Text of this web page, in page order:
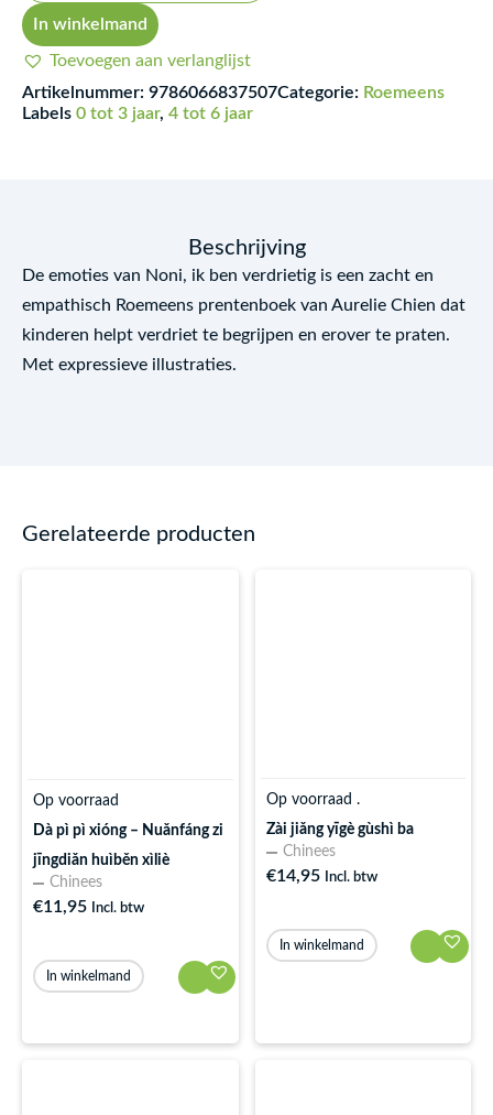
-
Sunt
aantal
In winkelmand
Toevoegen aan verlanglijst
Artikelnummer: 9786066837507Categorie: Roemeens
Labels 0 tot 3 jaar, 4 tot 6 jaar
Beschrijving
De emoties van Noni, ik ben verdrietig is een zacht en
empathisch Roemeens prentenboek van Aurelie Chien dat
kinderen helpt verdriet te begrijpen en erover te praten.
Met expressieve illustraties.
Gerelateerde producten
Op voorraad
Dà pì pì xióng – Nuǎnfáng zi
jīngdiǎn huìběn xìliè
Chinees
€11,95 Incl. btw
In winkelmand
Op voorraad .
Zài jiǎng yīgè gùshì ba
Chinees
€14,95 Incl. btw
In winkelmand